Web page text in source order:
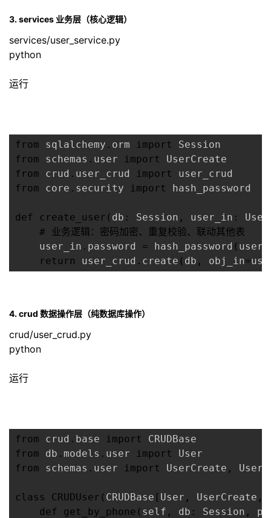
3. services 业务层（核心逻辑）
services/user_service.py
python
运行
from sqlalchemy . orm import
from schemas . user import
from crud . user_crud import
from core . security import hash_password
def create_user ( db : Session , user_in :
# 业务逻辑：密码加密、重复校验、联动其他表
    user_in
. password = hash_password (
return
user_crud . create ( db , obj_in=
4. crud 数据操作层（纯数据库操作）
crud/user_crud.py
python
运行
from crud . base import
from db . models . user import
from schemas . user import UserCreate ,
class CRUDUser ( CRUDBase [ User , UserCreate ,
def
get_by_phone ( self , db : Session ,